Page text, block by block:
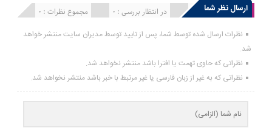
ارسال نظر شما
مجموع نظرات : 0 در انتظار بررسی : 0 انتشار یافته : 0
نظرات ارسال شده توسط شما، پس از تایید توسط مدیران سایت منتشر خواهد
شد.
نظراتی که حاوی تهمت یا افترا باشد منتشر نخواهد شد.
نظراتی که به غیر از زبان فارسی یا غیر مرتبط با خبر باشد منتشر نخواهد شد.